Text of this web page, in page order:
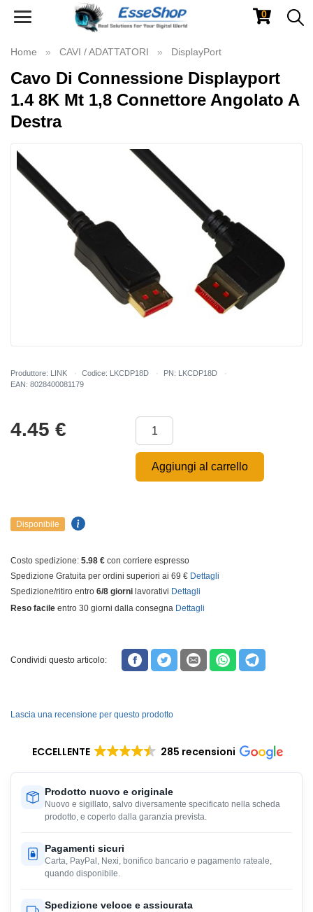
Toggle
0
Home CAVI / ADATTATORI DisplayPort
Cavo Di Connessione Displayport
1.4 8K Mt 1,8 Connettore Angolato A
Destra
Produttore: LINK Codice: LKCDP18D
PN: LKCDP18D
EAN: 8028400081179
4.45 €
Aggiungi al carrello
Disponibile
Costo spedizione: 5.98 € con corriere espresso
Spedizione Gratuita per ordini superiori ai 69 € Dettagli
Spedizione/ritiro entro 6/8 giorni lavorativi Dettagli
Reso facile entro 30 giorni dalla consegna Dettagli
Condividi questo articolo:
Lascia una recensione per questo prodotto
ECCELLENTE 285 recensioni
Prodotto nuovo e originale
Nuovo e sigillato, salvo diversamente specificato nella scheda
prodotto, e coperto dalla garanzia prevista.
Pagamenti sicuri
Carta, PayPal, Nexi, bonifico bancario e pagamento rateale,
quando disponibile.
Spedizione veloce e assicurata